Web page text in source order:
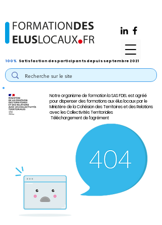
Notre organisme de formation la SAS FDEL est agréé
pour dispenser des formations aux élus locaux par le
Ministère de la Cohésion des Territoires et des Relations
avec les Collectivités Territoriales
Téléchargement de l'agrément
100% Satisfaction des participants depuis septembre 2021